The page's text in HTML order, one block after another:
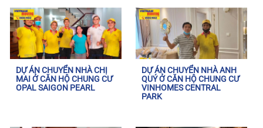
DỰ ÁN CHUYỂN NHÀ CHỊ
MAI Ở CĂN HỘ CHUNG CƯ
OPAL SAIGON PEARL
DỰ ÁN CHUYỂN NHÀ ANH
QUÝ Ở CĂN HỘ CHUNG CƯ
VINHOMES CENTRAL
PARK